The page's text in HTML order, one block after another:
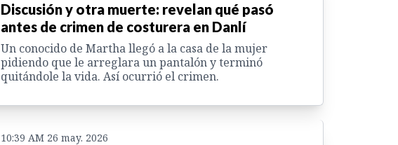
Discusión y otra muerte: revelan qué pasó
antes de crimen de costurera en Danlí
Un conocido de Martha llegó a la casa de la mujer
pidiendo que le arreglara un pantalón y terminó
quitándole la vida. Así ocurrió el crimen.
10:39 AM 26 may. 2026